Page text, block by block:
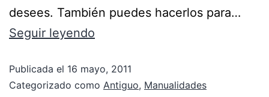
desees. También puedes hacerlos para…
Seguir leyendo
Publicada el 16 mayo, 2011
Categorizado como Antiguo, Manualidades